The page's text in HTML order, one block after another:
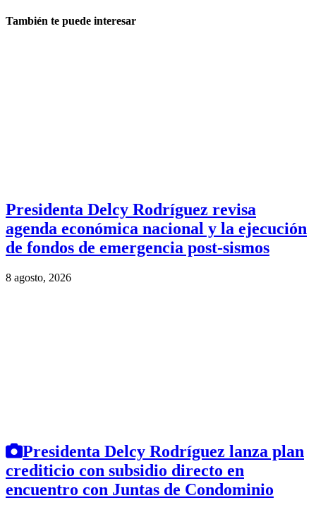
También te puede interesar
Presidenta Delcy Rodríguez revisa
agenda económica nacional y la ejecución
de fondos de emergencia post-sismos
8 agosto, 2026
Presidenta Delcy Rodríguez lanza plan
crediticio con subsidio directo en
encuentro con Juntas de Condominio